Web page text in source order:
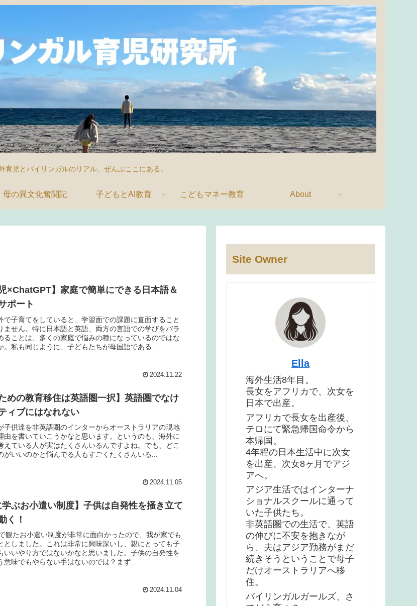
育児とバイリンガルのリアル、ぜんぶここにある。
母の異文化奮闘記 子どもとAI教育 こどもマネー教育 About
×ChatGPT】家庭で簡単にできる日本語＆
ポート
で子育てをしていると、学習面での課題に直面すること
ません。特に日本語と英語、両方の言語での学びをバラ
ることは、多くの家庭で悩みの種になっているのではな
。私も同じように、子どもたちが母国語である...
2024.11.22
めの教育移住は英語圏一択】英語圏でなけ
ィブにはなれない
子供達を非英語圏のインターからオーストラリアの現地
由を書いていこうかなと思います。というのも、海外に
えている人が実はたくさんいるんですよね。でも、どこ
がいいのかと悩んでる人もすごくたくさんいる...
2024.11.05
学ぶお小遣い制度】子供は自発性を掻き立て
く！
観たお小遣い制度が非常に面白かったので、我が家でも
としました。これは非常に興味深いし、親にとっても子
いいやり方ではないかなと思いました。子供の自発性を
意味でもやらない手はないのでは？まず...
2024.11.04
Site Owner
Ella
海外生活8年目。
長女をアフリカで、次女を
日本で出産。
アフリカで長女を出産後、
テロにて緊急帰国命令から
本帰国。
4年程の日本生活中に次女
を出産、次女8ヶ月でアジ
アへ。
アジア生活ではインターナ
ショナルスクールに通って
いた子供たち。
非英語圏での生活で、英語
の伸びに不安を抱きなが
ら、夫はアジア勤務がまだ
続きそうということで母子
だけオーストラリアへ移
住。
バイリンガルガールズ、さ